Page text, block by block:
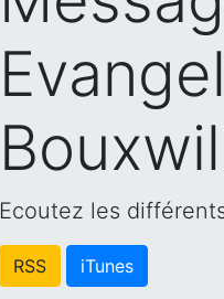
Ecoutez les
RSS iTunes